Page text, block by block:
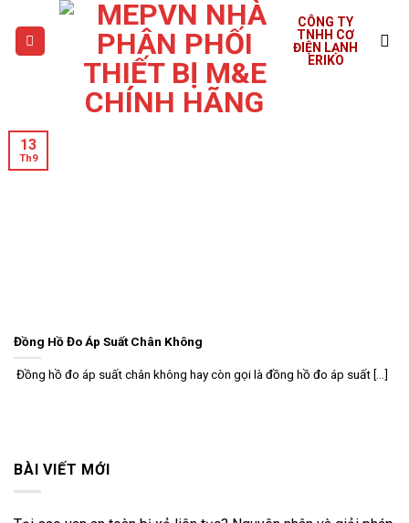
content
CÔNG TY
TNHH CƠ
ĐIỆN LẠNH
ERIKO
Đồng Hồ Đo Áp Suất Chân Không
Đồng hồ đo áp suất chân không hay còn gọi là đồng hồ đo áp suất [...]
13
Th9
BÀI VIẾT MỚI